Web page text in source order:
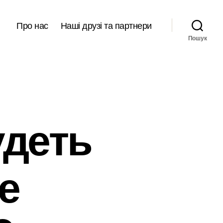
Про нас Наші друзі та партнери
Пошук